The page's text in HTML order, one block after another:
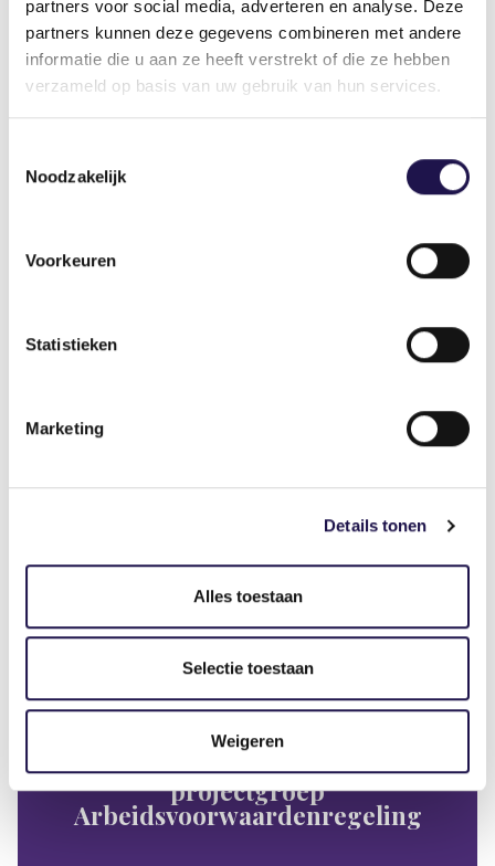
partners voor social media, adverteren en analyse. Deze
partners kunnen deze gegevens combineren met andere
informatie die u aan ze heeft verstrekt of die ze hebben
verzameld op basis van uw gebruik van hun services.
Noodzakelijk
Voorkeuren
Statistieken
Marketing
Details tonen
Alles toestaan
Selectie toestaan
Weigeren
Gerelateerde artikelen
Salarisverwerking: kleine fout, grote
komt! Investeren in de ontwikkeling van je
Nieuws
Oproep: sluit je aan bij de
projectgroep
Arbeidsvoorwaardenregeling